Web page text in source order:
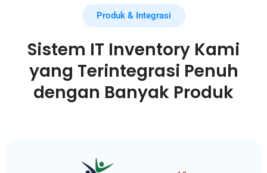
Produk & Integrasi
Sistem IT Inventory Kami
yang Terintegrasi Penuh
dengan Banyak Produk